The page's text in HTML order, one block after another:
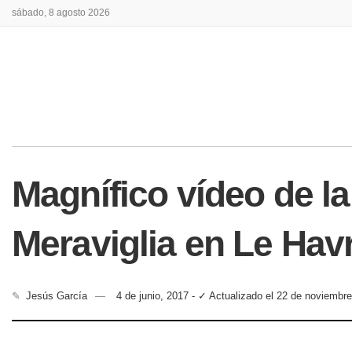
sábado, 8 agosto 2026
Magnífico vídeo de
Meraviglia en Le
✎ Jesús García 4 de junio, 2017 - ✓ Actualizado el 22 de